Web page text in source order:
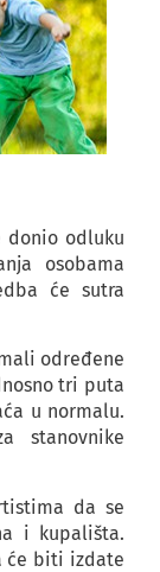
donio odluku
osobama
će sutra
određene
tri puta
u normalu.
stanovnike
da se
i kupališta.
će biti izdate